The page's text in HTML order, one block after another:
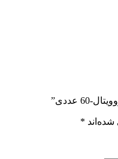
عددی”
*